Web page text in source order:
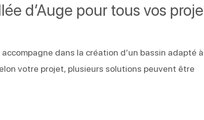
d’Auge pour tous vos
accompagne dans la création d’un bassin adapté
votre projet, plusieurs solutions peuvent être